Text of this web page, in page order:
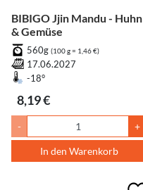
BIBIGO Jjin Mandu - Huhn
& Gemüse
560g (100 g = 1,46 €)
17.06.2027
-18°
8,19 €
- +
In den Warenkorb